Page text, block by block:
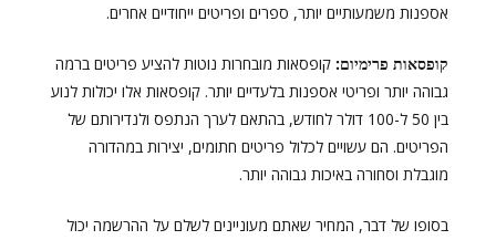
אספנות משמעותיים יותר, ספרים ופריטים ייחודיים אחרים.
קופסאות פרימיום:קופסאות מובחרות נוטות להציע פריטים ברמה
גבוהה יותר ופריטי אספנות בלעדיים יותר. קופסאות אלו יכולות לנוע
בין 50 ל-100 דולר לחודש, בהתאם לערך הנתפס ולנדירותם של
הפריטים. הם עשויים לכלול פריטים חתומים, יצירות במהדורה
מוגבלת וסחורה באיכות גבוהה יותר.
בסופו של דבר, המחיר שאתם מעוניינים לשלם על ההרשמה יכול